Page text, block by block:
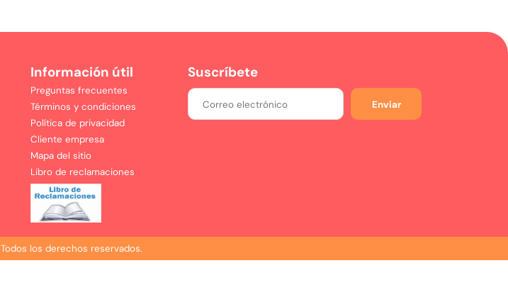
Información útil
Preguntas frecuentes
Términos y condiciones
Política de privacidad
Cliente empresa
Mapa del sitio
Libro de reclamaciones
Suscríbete
Enviar
Todos los derechos reservados.